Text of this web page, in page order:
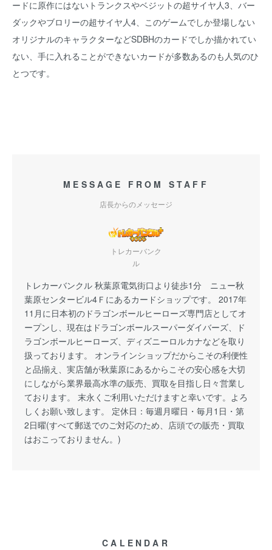
ードに原作にはないトランクスやベジットの超サイヤ人3、バー
ダックやブロリーの超サイヤ人4、このゲームでしか登場しない
オリジナルのキャラクターなどSDBHのカードでしか描かれてい
ない、手に入れることができないカードが多数あるのも人気のひ
とつです。
MESSAGE FROM STAFF
店長からのメッセージ
トレカーバンク
ル
トレカーバンクル 秋葉原電気街口より徒歩1分 ニュー秋
葉原センタービル4Ｆにあるカードショップです。 2017年
11月に日本初のドラゴンボールヒーローズ専門店としてオ
ープンし、現在はドラゴンボールスーパーダイバーズ、ド
ラゴンボールヒーローズ、ディズニーロルカナなどを取り
扱っております。 オンラインショップだからこその利便性
と品揃え、実店舗が秋葉原にあるからこその安心感を大切
にしながら業界最高水準の販売、買取を目指し日々営業し
ております。 末永くご利用いただけますと幸いです。よろ
しくお願い致します。 定休日：毎週月曜日・毎月1日・第
2日曜(すべて郵送でのご対応のため、店頭での販売・買取
はおこっておりません。)
CALENDAR